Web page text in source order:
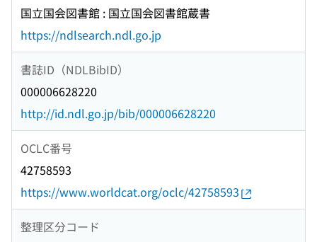
国立国会図書館 : 国立国会図書館蔵書
https://ndlsearch.ndl.go.jp
書誌ID（NDLBibID）
000006628220
http://id.ndl.go.jp/bib/000006628220
OCLC番号
42758593
https://www.worldcat.org/oclc/42758593
整理区分コード